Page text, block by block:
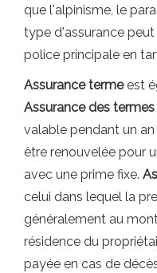
que l'alpinisme, le
type d'assurance
police principale en
Assurance termeest
Assurance des
valable pendant un
être renouvelée pour
avec une prime fixe.
celui dans lequel la
généralement au
résidence du
payée en cas de